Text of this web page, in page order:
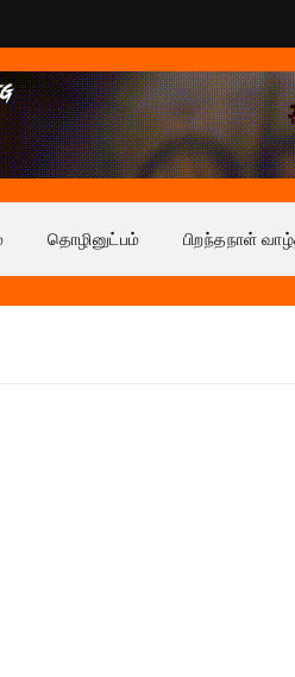
தொழினுட்பம் பிறந்தநாள்